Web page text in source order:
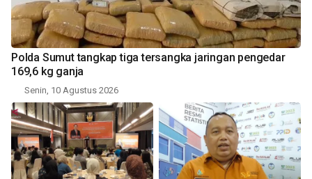
Polda Sumut tangkap tiga tersangka jaringan pengedar
169,6 kg ganja
Senin, 10 Agustus 2026